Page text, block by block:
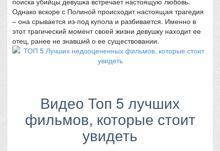
Однако вскоре с Полиной происходит настоящая трагедия
– она срывается из-под купола и разбивается. Именно в
этот трагический момент своей жизни девушку находит ее
отец, ранее не знавший о ее существовании.
Видео Топ 5 лучших
фильмов, которые стоит
увидеть